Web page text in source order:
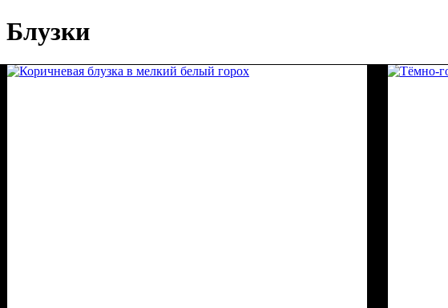
Блузки